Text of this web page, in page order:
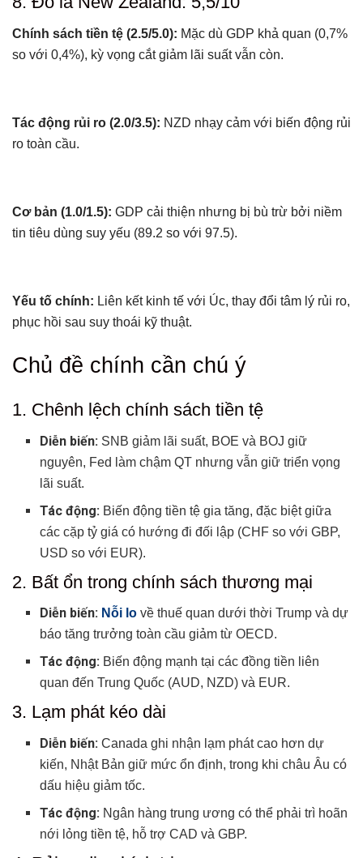
Chính sách tiền tệ (2.5/5.0): Mặc dù GDP khả quan (0,7%
so với 0,4%), kỳ vọng cắt giảm lãi suất vẫn còn.
Tác động rủi ro (2.0/3.5): NZD nhạy cảm với biến động rủi
ro toàn cầu.
Cơ bản (1.0/1.5): GDP cải thiện nhưng bị bù trừ bởi niềm
tin tiêu dùng suy yếu (89.2 so với 97.5).
Yếu tố chính: Liên kết kinh tế với Úc, thay đổi tâm lý rủi ro,
phục hồi sau suy thoái kỹ thuật.
Chủ đề chính cần chú ý
1. Chênh lệch chính sách tiền tệ
Diễn biến: SNB giảm lãi suất, BOE và BOJ giữ
nguyên, Fed làm chậm QT nhưng vẫn giữ triển vọng
lãi suất.
Tác động: Biến động tiền tệ gia tăng, đặc biệt giữa
các cặp tỷ giá có hướng đi đối lập (CHF so với GBP,
USD so với EUR).
2. Bất ổn trong chính sách thương mại
Diễn biến: Nỗi lo về thuế quan dưới thời Trump và dự
báo tăng trưởng toàn cầu giảm từ OECD.
Tác động: Biến động mạnh tại các đồng tiền liên
quan đến Trung Quốc (AUD, NZD) và EUR.
3. Lạm phát kéo dài
Diễn biến: Canada ghi nhận lạm phát cao hơn dự
kiến, Nhật Bản giữ mức ổn định, trong khi châu Âu có
dấu hiệu giảm tốc.
Tác động: Ngân hàng trung ương có thể phải trì hoãn
nới lỏng tiền tệ, hỗ trợ CAD và GBP.